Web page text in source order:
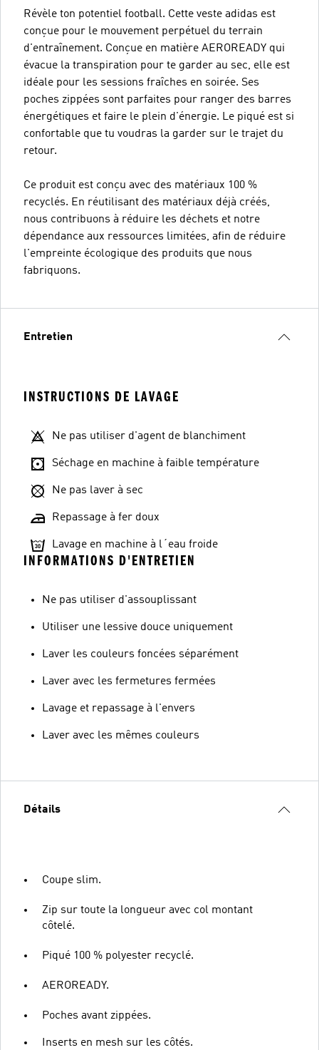
Révèle ton potentiel football. Cette veste adidas est
conçue pour le mouvement perpétuel du terrain
d'entraînement. Conçue en matière AEROREADY qui
évacue la transpiration pour te garder au sec, elle est
idéale pour les sessions fraîches en soirée. Ses
poches zippées sont parfaites pour ranger des barres
énergétiques et faire le plein d'énergie. Le piqué est si
confortable que tu voudras la garder sur le trajet du
retour.
Ce produit est conçu avec des matériaux 100 %
recyclés. En réutilisant des matériaux déjà créés,
nous contribuons à réduire les déchets et notre
dépendance aux ressources limitées, afin de réduire
l'empreinte écologique des produits que nous
fabriquons.
Entretien
INSTRUCTIONS DE LAVAGE
Ne pas utiliser d'agent de blanchiment
Séchage en machine à faible température
Ne pas laver à sec
Repassage à fer doux
Lavage en machine à l´eau froide
INFORMATIONS D'ENTRETIEN
Ne pas utiliser d'assouplissant
Utiliser une lessive douce uniquement
Laver les couleurs foncées séparément
Laver avec les fermetures fermées
Lavage et repassage à l'envers
Laver avec les mêmes couleurs
Détails
Coupe slim.
Zip sur toute la longueur avec col montant
côtelé.
Piqué 100 % polyester recyclé.
AEROREADY.
Poches avant zippées.
Inserts en mesh sur les côtés.